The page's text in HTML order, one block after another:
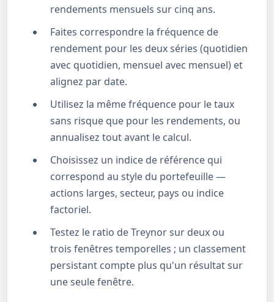
rendements mensuels sur cinq ans.
Faites correspondre la fréquence de
rendement pour les deux séries (quotidien
avec quotidien, mensuel avec mensuel) et
alignez par date.
Utilisez la même fréquence pour le taux
sans risque que pour les rendements, ou
annualisez tout avant le calcul.
Choisissez un indice de référence qui
correspond au style du portefeuille —
actions larges, secteur, pays ou indice
factoriel.
Testez le ratio de Treynor sur deux ou
trois fenêtres temporelles ; un classement
persistant compte plus qu'un résultat sur
une seule fenêtre.